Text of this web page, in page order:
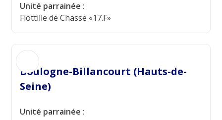
Unité parrainée :
Flottille de Chasse «17.F»
Boulogne-Billancourt (Hauts-de-
Seine)
Unité parrainée :